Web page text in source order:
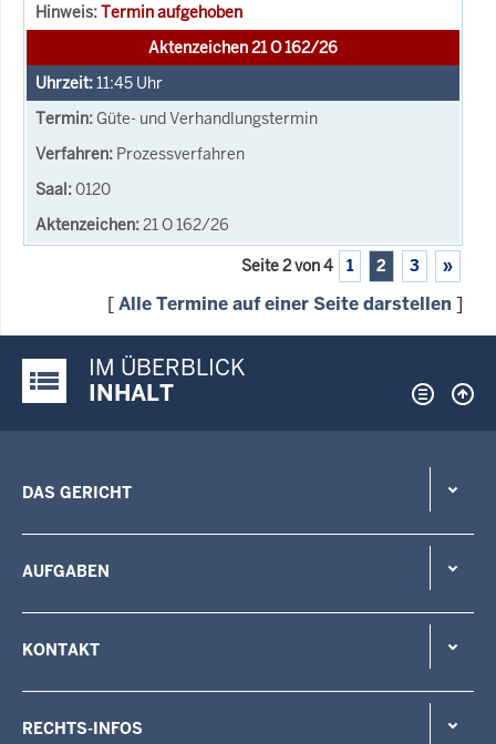
Termin aufgehoben
Aktenzeichen 21 O 162/26
11:45 Uhr
Güte- und Verhandlungstermin
Prozessverfahren
0120
21 O 162/26
Seite 2 von 4 1 2 3 »
[Alle Termine auf einer Seite darstellen ]
Justiz-Portal im Überblick:
IM ÜBERBLICK
INHALT
DAS GERICHT
AUFGABEN
KONTAKT
RECHTS-INFOS